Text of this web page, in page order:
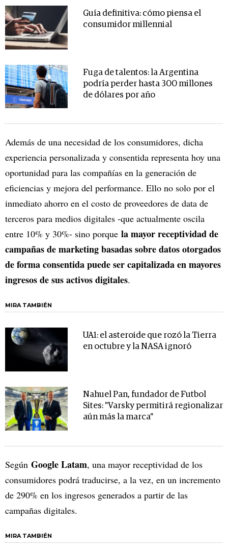
Guía definitiva: cómo piensa el
consumidor millennial
Fuga de talentos: la Argentina
podría perder hasta 300 millones
de dólares por año
Además de una necesidad de los consumidores, dicha
experiencia personalizada y consentida representa hoy una
oportunidad para las compañías en la generación de
eficiencias y mejora del performance. Ello no solo por el
inmediato ahorro en el costo de proveedores de data de
terceros para medios digitales -que actualmente oscila
entre 10% y 30%- sino porque la mayor receptividad de
campañas de marketing basadas sobre datos otorgados
de forma consentida puede ser capitalizada en mayores
ingresos de sus activos digitales.
MIRA TAMBIÉN
UA1: el asteroide que rozó la Tierra
en octubre y la NASA ignoró
Nahuel Pan, fundador de Futbol
Sites: "Varsky permitirá regionalizar
aún más la marca"
Según Google Latam, una mayor receptividad de los
consumidores podrá traducirse, a la vez, en un incremento
de 290% en los ingresos generados a partir de las
campañas digitales.
MIRA TAMBIÉN